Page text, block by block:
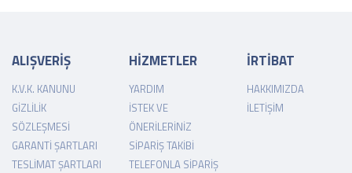
ALIŞVERİŞ
K.V.K. KANUNU
GIZLILIK
SÖZLEŞMESI
GARANTI ŞARTLARI
TESLIMAT ŞARTLARI
HİZMETLER
YARDIM
İSTEK VE
ÖNERILERINIZ
SIPARIŞ TAKIBI
TELEFONLA SIPARIŞ
İRTİBAT
HAKKIMIZDA
İLETIŞIM